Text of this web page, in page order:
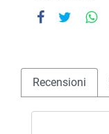
Recensioni